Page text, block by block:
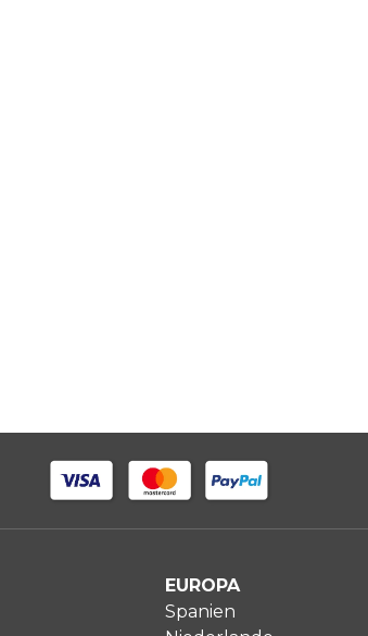
EUROPA
Spanien